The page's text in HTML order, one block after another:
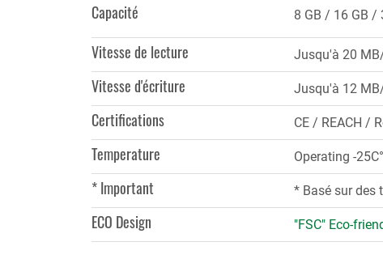
Capacité 8 GB 16 GB
Vitesse de lecture Jusqu'à 20
Vitesse d'écriture Jusqu'à 12
Certifications CE / REACH /
Temperature Operating -
* Important * Basé sur des
ECO Design "FSC" Eco-